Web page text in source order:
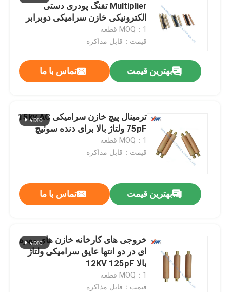
نمایش VR
درباره ما
کنترل کیفیت
با ما تماس بگیرید
Multiplier تفنگ پودری دستی
الکترونیکی خازن سرامیکی دوبرابر
ولتاژ یکپارچه
MOQ：1 قطعه
قیمت：قابل مذاکره
بهترین قیمت تماس با ما
ترمینال پیچ خازن سرامیکی 15kv AC
75pF ولتاژ بالا برای دنده سوئیچ
MOQ：1 قطعه
قیمت：قابل مذاکره
بهترین قیمت تماس با ما
خروجی های کارخانه خازن های مهره
ای در دو انتها عایق سرامیکی ولتاژ
بالا 12KV 125pF
MOQ：1 قطعه
قیمت：قابل مذاکره